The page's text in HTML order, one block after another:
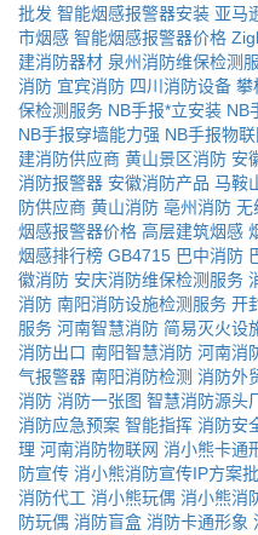
批发 智能烟感报警器安装 亚马
市烟感 智能烟感报警器价格
建消防器材 泉州消防维保检测
消防 宜宾消防 四川消防设备 攀
保检测服务 NB手报*立安装 NB
NB手报穿墙能力强 NB手报物联
建消防供应商 黄山景区消防 安
消防报警器 安徽消防产品 马鞍
防供应商 黄山消防 亳州消防 无
烟感报警器价格 高层建筑烟感
烟感排行榜 GB4715 巴中消防
徽消防 安庆消防维保检测服务
消防 南阳消防设施检测服务 开
服务 河南智慧消防 简易灭火设
消防出口 南阳智慧消防 河南消
气报警器 南阳消防检测 消防外
消防 消防一张图 智慧消防源头
消防应急预案 智能指挥 消防安
理 河南消防物联网 消小熊卡通
防宣传 消小熊消防宣传IP方案
消防代工 消小熊玩偶 消小熊消
防玩偶 消防盲盒 消防卡通形象